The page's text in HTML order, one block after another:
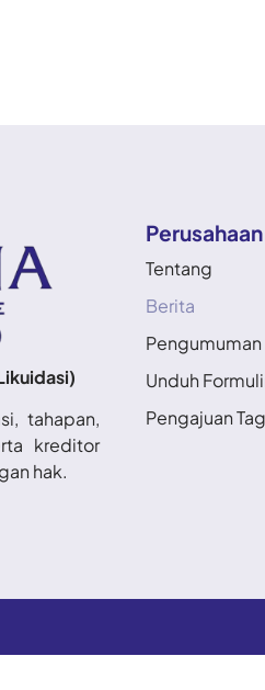
tahapan,
kreditor
hak.
Perusahaan
Tentang
Berita
Pengumuman
Unduh
Pengajuan